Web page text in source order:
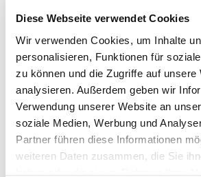
Diese Webseite verwendet Cookies
Wir verwenden Cookies, um Inhalte
personalisieren, Funktionen für
zu können und die Zugriffe auf unsere
analysieren. Außerdem geben wir
Verwendung unserer Website an
soziale Medien, Werbung und
Partner führen diese Informationen
weiteren Daten zusammen, die Sie